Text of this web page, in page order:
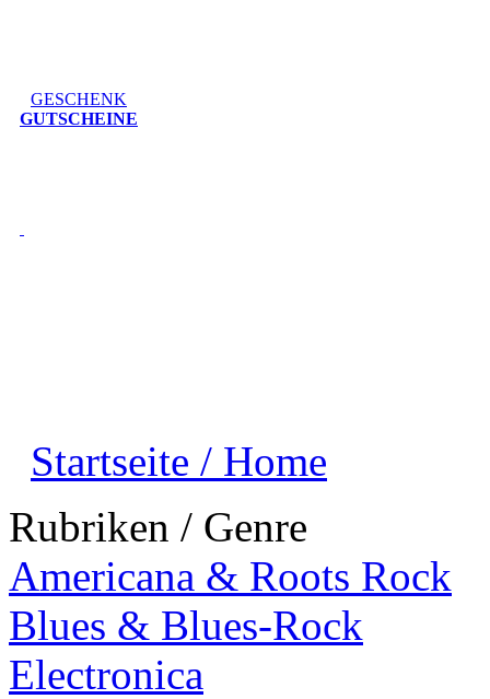
GESCHENK
GUTSCHEINE
Startseite / Home
Rubriken / Genre
Americana & Roots Rock
Blues & Blues-Rock
Electronica